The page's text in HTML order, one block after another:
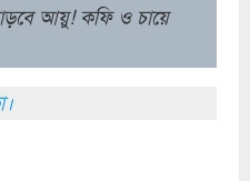
আয়ু! কফি ও চায়ে